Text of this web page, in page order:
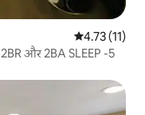
औसत रेटिंग 5 में
4.73 (11)
और 2BA SLEEP -5